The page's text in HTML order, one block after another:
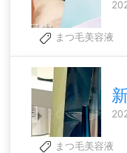
まつ毛美容液
まつ毛美容液